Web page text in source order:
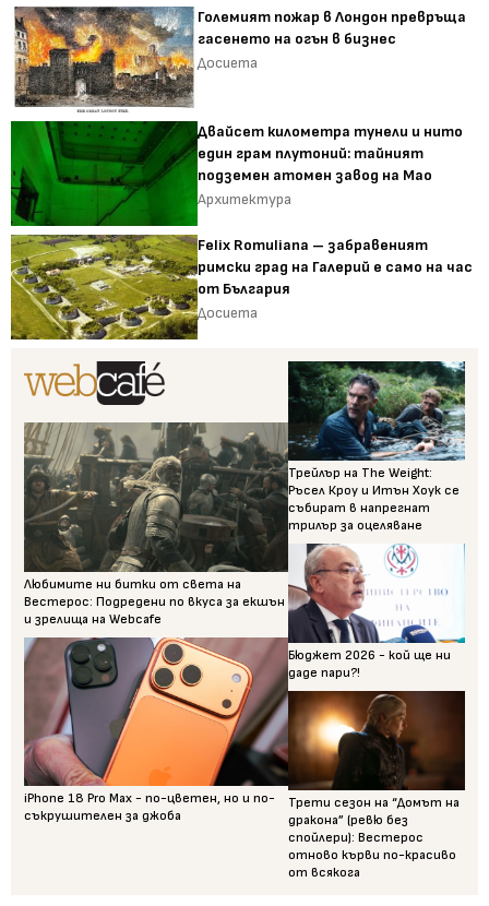
Големият пожар в Лондон превръща
гасенето на огън в бизнес
Досиета
Двайсет километра тунели и нито
един грам плутоний: тайният
подземен атомен завод на Мао
Архитектура
Felix Romuliana – забравеният
римски град на Галерий е само на час
от България
Досиета
Любимите ни битки от света на
Вестерос: Подредени по вкуса за екшън
и зрелища на Webcafe
iPhone 18 Pro Max - по-цветен, но и по-
съкрушителен за джоба
Трейлър на The Weight:
Ръсел Кроу и Итън Хоук се
събират в напрегнат
трилър за оцеляване
Бюджет 2026 - кой ще ни
даде пари?!
Трети сезон на “Домът на
дракона” (ревю без
спойлери): Вестерос
отново кърви по-красиво
от всякога